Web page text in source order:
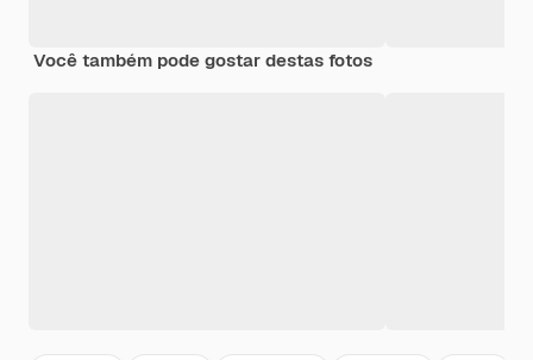
Você também pode gostar destas fotos